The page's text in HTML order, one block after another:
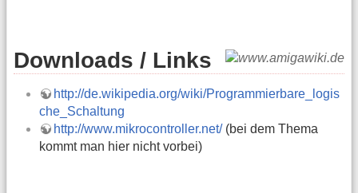
Downloads / Links
http://de.wikipedia.org/wiki/Programmierbare_logis
che_Schaltung
http://www.mikrocontroller.net/(bei dem Thema
kommt man hier nicht vorbei)